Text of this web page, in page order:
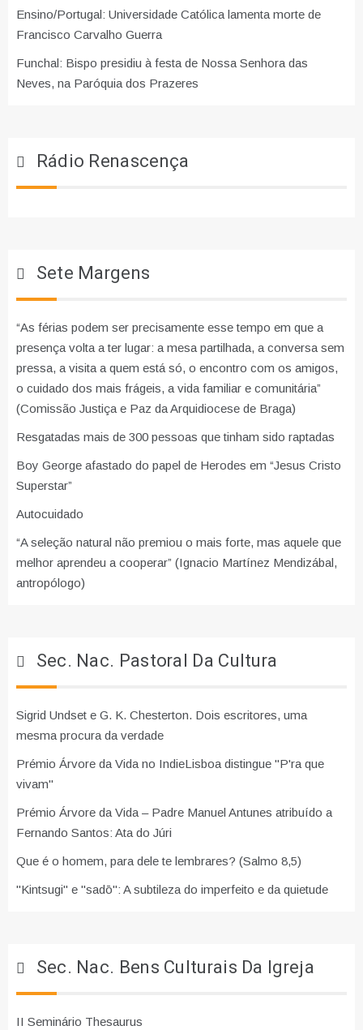
Ensino/Portugal: Universidade Católica lamenta morte de
Francisco Carvalho Guerra
Funchal: Bispo presidiu à festa de Nossa Senhora das
Neves, na Paróquia dos Prazeres
Rádio Renascença
Sete Margens
“As férias podem ser precisamente esse tempo em que a
presença volta a ter lugar: a mesa partilhada, a conversa sem
pressa, a visita a quem está só, o encontro com os amigos,
o cuidado dos mais frágeis, a vida familiar e comunitária”
(Comissão Justiça e Paz da Arquidiocese de Braga)
Resgatadas mais de 300 pessoas que tinham sido raptadas
Boy George afastado do papel de Herodes em “Jesus Cristo
Superstar”
Autocuidado
“A seleção natural não premiou o mais forte, mas aquele que
melhor aprendeu a cooperar” (Ignacio Martínez Mendizábal,
antropólogo)
Sec. Nac. Pastoral Da Cultura
Sigrid Undset e G. K. Chesterton. Dois escritores, uma
mesma procura da verdade
Prémio Árvore da Vida no IndieLisboa distingue "P'ra que
vivam"
Prémio Árvore da Vida – Padre Manuel Antunes atribuído a
Fernando Santos: Ata do Júri
Que é o homem, para dele te lembrares? (Salmo 8,5)
"Kintsugi" e "sadō": A subtileza do imperfeito e da quietude
Sec. Nac. Bens Culturais Da Igreja
II Seminário Thesaurus